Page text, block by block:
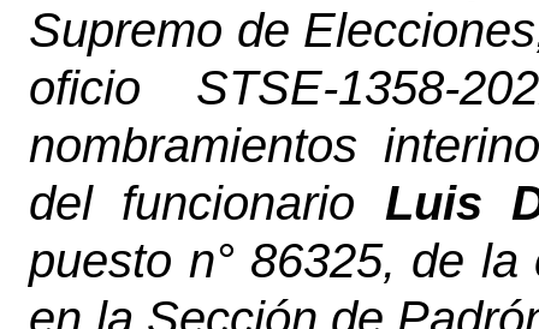
Supremo de
oficio STSE-1358-
nombramientos
del funcionario Luis
puesto n° 86325, de
en la Sección de